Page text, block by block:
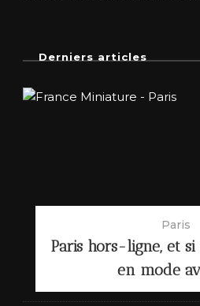
Derniers articles
Paris
Paris hors-ligne, et
en mode